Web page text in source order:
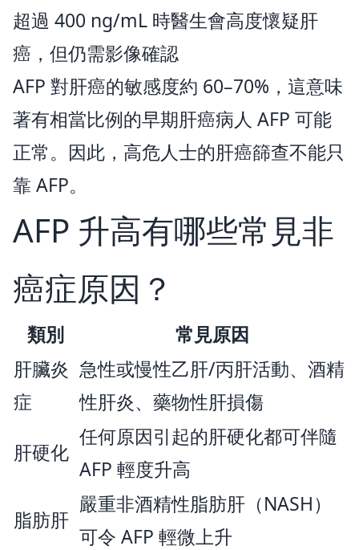
超過 400 ng/mL 時醫生會高度懷疑肝
癌，但仍需影像確認
AFP 對肝癌的敏感度約 60–70%，這意味
著有相當比例的早期肝癌病人 AFP 可能
正常。因此，高危人士的肝癌篩查不能只
靠 AFP。
AFP 升高有哪些常見非
癌症原因？
類別
常見原因
肝臟炎
症
急性或慢性乙肝/丙肝活動、酒精
性肝炎、藥物性肝損傷
肝硬化
任何原因引起的肝硬化都可伴隨
AFP 輕度升高
脂肪肝
嚴重非酒精性脂肪肝（NASH）
可令 AFP 輕微上升